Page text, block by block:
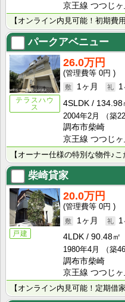
京王線 つつじ
【オンライン内見可能！初期費
パークアベニュー
テラスハウ
ス
26.0万円
0円
1ヶ月
1
4SLDK
134.98
2004年2月
（築
調布市柴崎
京王線 つつじ
【オーナー仕様の特別な物件♪
柴崎貸家
戸建
20.0万円
0円
1ヶ月
1
4LDK
90.48㎡
1980年4月
（築
調布市柴崎
京王線 つつじ
【オンライン内見可能！定期借